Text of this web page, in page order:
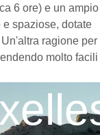
6 ore) e un ampio
spaziose, dotate
ragione per
molto facili